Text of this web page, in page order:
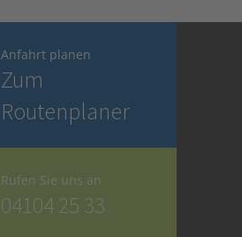
Anfahrt planen
Zum
Routenplaner
Rufen Sie uns an
04104 25 33